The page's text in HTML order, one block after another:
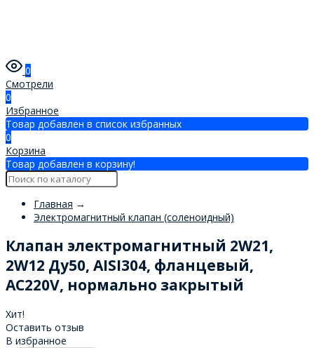
0
Смотрели
0
Избранное
Товар добавлен в список избранных
0
Корзина
Товар добавлен в корзину!
Главная →
Электромагнитный клапан (соленоидный)
Клапан электромагнитный 2W21,
2W12 Ду50, AISI304, фланцевый,
AC220V, нормально закрытый
Хит!
Оставить отзыв
В избранное